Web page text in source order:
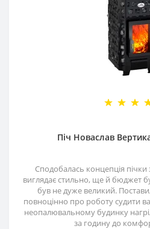
Піч Новаслав
Сподобалась концепція
виглядає стильно, ще й бюджет
був не дуже великий.
повноцінно про роботу судити
неопалювальному будинку
за годину до